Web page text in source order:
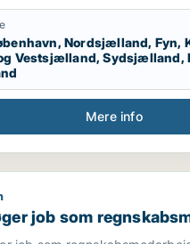
Nordsjælland, Fyn,
Vestsjælland, Sydsjælland,
Mere info
job som
job som